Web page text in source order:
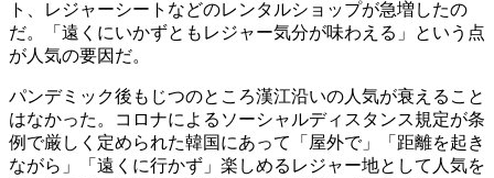
ト、レジャーシートなどのレンタルショップが急増したの
だ。「遠くにいかずともレジャー気分が味わえる」という点
が人気の要因だ。
パンデミック後もじつのところ漢江沿いの人気が衰えること
はなかった。コロナによるソーシャルディスタンス規定が条
例で厳しく定められた韓国にあって「屋外で」「距離を起き
ながら」「遠くに行かず」楽しめるレジャー地として人気を